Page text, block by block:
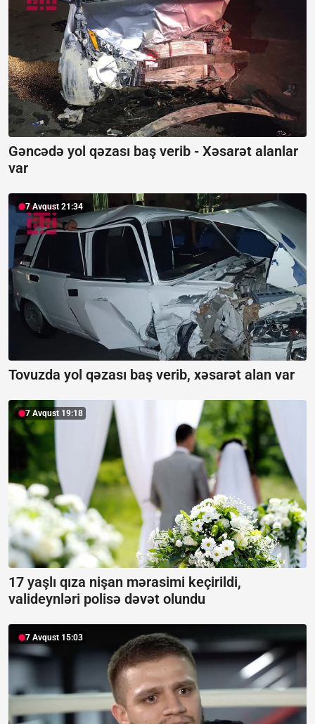
Gəncədə yol qəzası baş verib - Xəsarət alanlar
var
7 Avqust 21:34
Tovuzda yol qəzası baş verib, xəsarət alan var
7 Avqust 19:18
17 yaşlı qıza nişan mərasimi keçirildi,
valideynləri polisə dəvət olundu
7 Avqust 15:03